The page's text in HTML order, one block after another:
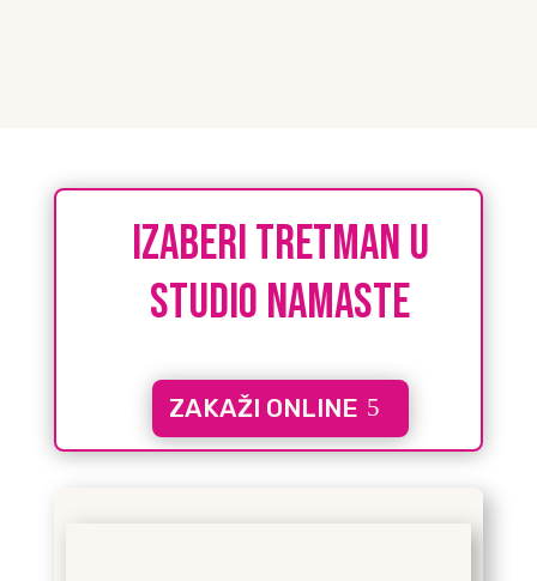
IZABERI tretman u
studio namaste
ZAKAŽI ONLINE